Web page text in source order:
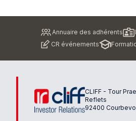
Annuaire des adhérents
CR événements
CLIFF - Tour
Reflets
92400